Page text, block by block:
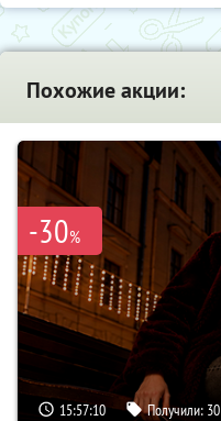
Похожие акции:
-30%
15:57:09 Получили: 30